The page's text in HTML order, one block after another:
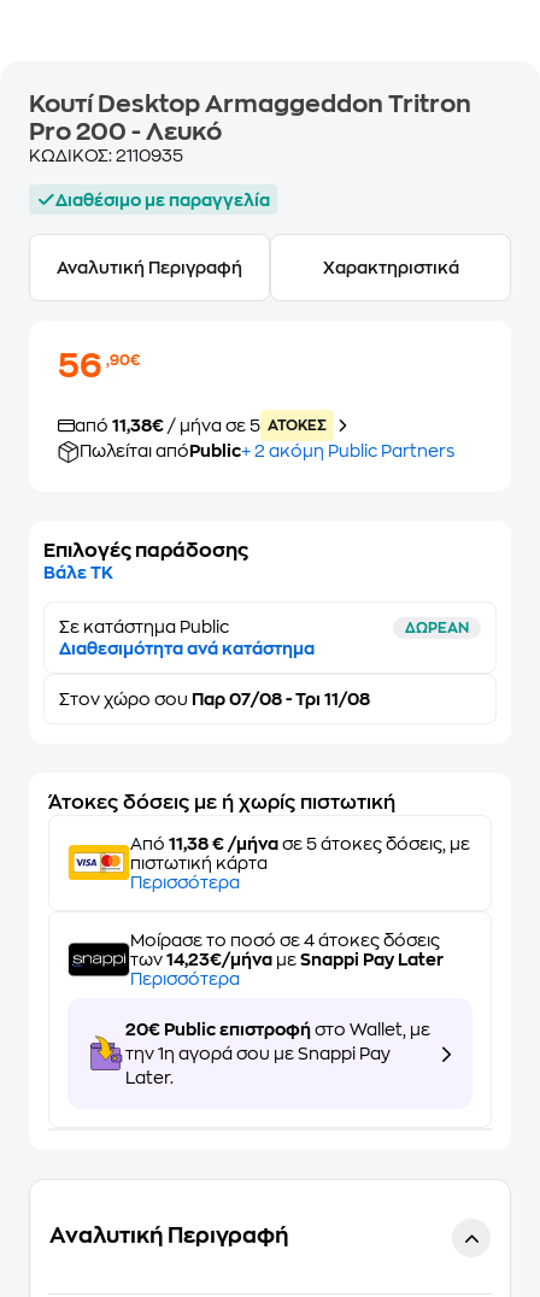
Κουτί Desktop Armaggeddon Tritron
Pro 200 - Λευκό
ΚΩΔΙΚΟΣ: 2110935
Διαθέσιμο με παραγγελία
Αναλυτική Περιγραφή Χαρακτηριστικά
56,90€
από 11,38€ / μήνα σε 5 ATOKEΣ
Πωλείται από Public+ 2 ακόμη Public Partners
Επιλογές παράδοσης
Βάλε ΤΚ
Σε κατάστημα Public ΔΩΡΕΑΝ
Διαθεσιμότητα ανά κατάστημα
Στον χώρο σου Παρ 07/08 - Τρι 11/08
Άτοκες δόσεις με ή χωρίς πιστωτική
Από 11,38 € /μήνα σε 5 άτοκες δόσεις, με
πιστωτική κάρτα
Περισσότερα
Μοίρασε το ποσό σε 4 άτοκες δόσεις
των 14,23€/μήνα με Snappi Pay Later
Περισσότερα
20€ Public επιστροφή στο Wallet, με
την 1η αγορά σου με Snappi Pay
Later.
Αναλυτική Περιγραφή